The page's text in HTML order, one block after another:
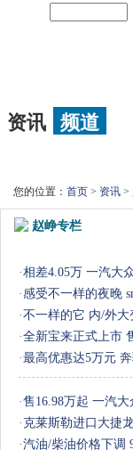
资讯 频道
您的位置： 首页 > 资讯 >
赵峥专栏
·相差4.05万 一汽大
·感受不一样的夜晚
·不一样的它 内/外
·全新宝来正式上市
·最高优惠达5万元
·售16.98万起 一汽
· 克莱斯勒进口大捷
·汽油/柴油价格下调